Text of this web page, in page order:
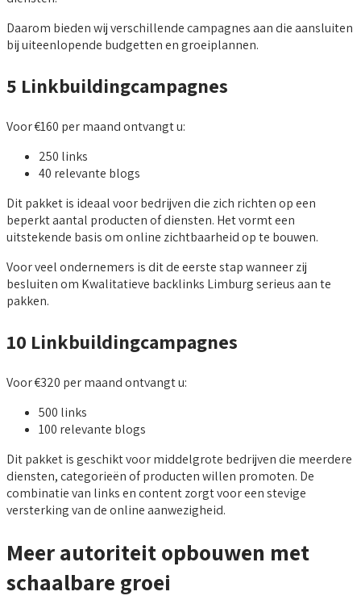
Daarom bieden wij verschillende campagnes aan die aansluiten
bij uiteenlopende budgetten en groeiplannen.
5 Linkbuildingcampagnes
Voor €160 per maand ontvangt u:
250 links
40 relevante blogs
Dit pakket is ideaal voor bedrijven die zich richten op een
beperkt aantal producten of diensten. Het vormt een
uitstekende basis om online zichtbaarheid op te bouwen.
Voor veel ondernemers is dit de eerste stap wanneer zij
besluiten om Kwalitatieve backlinks Limburg serieus aan te
pakken.
10 Linkbuildingcampagnes
Voor €320 per maand ontvangt u:
500 links
100 relevante blogs
Dit pakket is geschikt voor middelgrote bedrijven die meerdere
diensten, categorieën of producten willen promoten. De
combinatie van links en content zorgt voor een stevige
versterking van de online aanwezigheid.
Meer autoriteit opbouwen met
schaalbare groei